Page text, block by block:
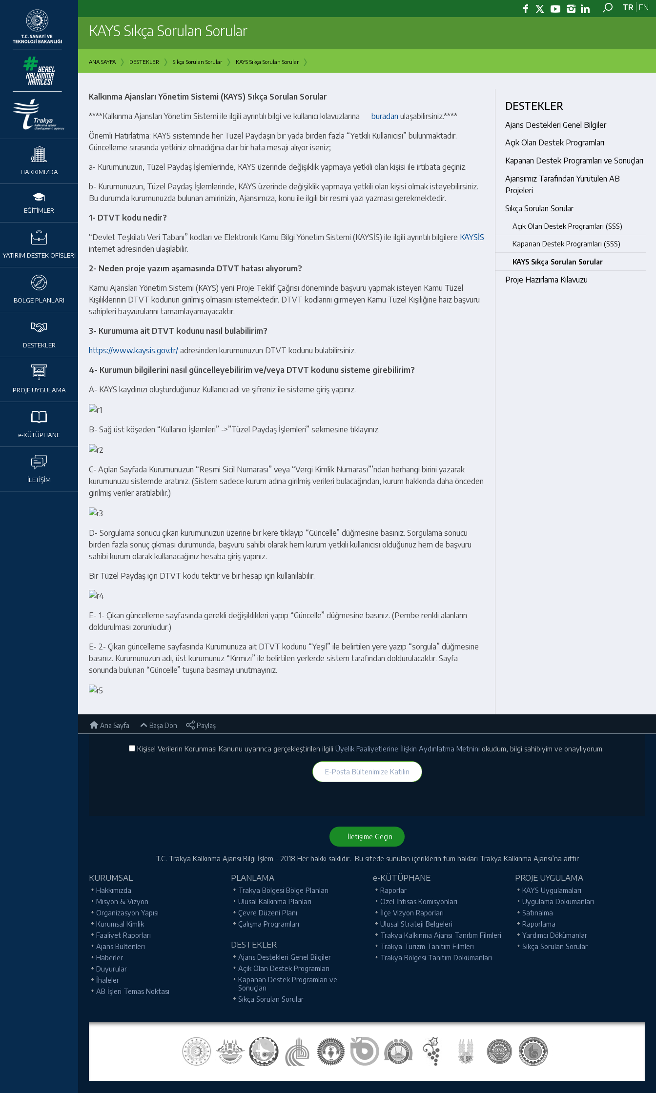
❌ Kapat
TR EN
HAKKIMIZDA
EĞİTİMLER
YATIRIM DESTEK OFİSLERİ
BÖLGE PLANLARI
DESTEKLER
PROJE UYGULAMA
e-KÜTÜPHANE
İLETİŞİM
KAYS Sıkça Sorulan Sorular
ANA SAYFA › DESTEKLER › Sıkça Sorulan Sorular › KAYS Sıkça Sorulan Sorular ›
Kalkınma Ajansları Yönetim Sistemi (KAYS) Sıkça Sorulan Sorular
****Kalkınma Ajansları Yönetim Sistemi ile ilgili ayrıntılı bilgi ve kullanıcı kılavuzlarına
buradan ulaşabilirsiniz.****
Önemli Hatırlatma: KAYS sisteminde her Tüzel Paydaşın bir yada birden fazla “Yetkili Kullanıcısı” bulunmaktadır.
Güncelleme sırasında yetkiniz olmadığına dair bir hata mesajı alıyor iseniz;
a- Kurumunuzun, Tüzel Paydaş İşlemlerinde, KAYS üzerinde değişiklik yapmaya yetkili olan kişisi ile irtibata geçiniz.
b- Kurumunuzun, Tüzel Paydaş İşlemlerinde, KAYS üzerinde değişiklik yapmaya yetkili olan kişisi olmak isteyebilirsiniz.
Bu durumda kurumunuzda bulunan amirinizin, Ajansımıza, konu ile ilgili bir resmi yazı yazması gerekmektedir.
1- DTVT kodu nedir?
“Devlet Teşkilatı Veri Tabanı” kodları ve Elektronik Kamu Bilgi Yönetim Sistemi (KAYSİS) ile ilgili ayrıntılı bilgilere KAYSİS
internet adresinden ulaşılabilir.
2- Neden proje yazım aşamasında DTVT hatası alıyorum?
Kamu Ajansları Yönetim Sistemi (KAYS) yeni Proje Teklif Çağrısı döneminde başvuru yapmak isteyen Kamu Tüzel
Kişiliklerinin DTVT kodunun girilmiş olmasını istemektedir. DTVT kodlarını girmeyen Kamu Tüzel Kişiliğine haiz başvuru
sahipleri başvurularını tamamlayamayacaktır.
3- Kurumuma ait DTVT kodunu nasıl bulabilirim?
https://www.kaysis.gov.tr/ adresinden kurumunuzun DTVT kodunu bulabilirsiniz.
4- Kurumun bilgilerini nasıl güncelleyebilirim ve/veya DTVT kodunu sisteme girebilirim?
A- KAYS kaydınızı oluşturduğunuz Kullanıcı adı ve şifreniz ile sisteme giriş yapınız.
B- Sağ üst köşeden “Kullanıcı İşlemleri” ->”Tüzel Paydaş İşlemleri” sekmesine tıklayınız.
C- Açılan Sayfada Kurumunuzun “Resmi Sicil Numarası” veya “Vergi Kimlik Numarası”’ndan herhangi birini yazarak
kurumunuzu sistemde aratınız. (Sistem sadece kurum adına girilmiş verileri bulacağından, kurum hakkında daha önceden
girilmiş veriler aratılabilir.)
D- Sorgulama sonucu çıkan kurumunuzun üzerine bir kere tıklayıp “Güncelle” düğmesine basınız. Sorgulama sonucu
birden fazla sonuç çıkması durumunda, başvuru sahibi olarak hem kurum yetkili kullanıcısı olduğunuz hem de başvuru
sahibi kurum olarak kullanacağınız hesaba giriş yapınız.
Bir Tüzel Paydaş için DTVT kodu tektir ve bir hesap için kullanılabilir.
E- 1- Çıkan güncelleme sayfasında gerekli değişiklikleri yapıp “Güncelle” düğmesine basınız. (Pembe renkli alanların
doldurulması zorunludur.)
E- 2- Çıkan güncelleme sayfasında Kurumunuza ait DTVT kodunu “Yeşil” ile belirtilen yere yazıp “sorgula” düğmesine
basınız. Kurumunuzun adı, üst kurumunuz “Kırmızı” ile belirtilen yerlerde sistem tarafından doldurulacaktır. Sayfa
sonunda bulunan “Güncelle” tuşuna basmayı unutmayınız.
DESTEKLER
Ajans Destekleri Genel Bilgiler
Açık Olan Destek Programları
Kapanan Destek Programları ve Sonuçları
Ajansımız Tarafından Yürütülen AB
Projeleri
Sıkça Sorulan Sorular
Açık Olan Destek Programları (SSS)
Kapanan Destek Programları (SSS)
KAYS Sıkça Sorulan Sorular
Proje Hazırlama Kılavuzu
Ana Sayfa Başa Dön Paylaş
Kişisel Verilerin Korunması Kanunu uyarınca gerçekleştirilen ilgili Üyelik Faaliyetlerine İlişkin Aydınlatma Metnini okudum, bilgi sahibiyim ve onaylıyorum.
E-Posta Bültenimize Katılın
İletişime Geçin
T.C. Trakya Kalkınma Ajansı Bilgi İşlem - 2018 Her hakkı saklıdır. Bu sitede sunulan içeriklerin tüm hakları Trakya Kalkınma Ajansı’na aittir
KURUMSAL
Hakkımızda
Misyon & Vizyon
Organizasyon Yapısı
Kurumsal Kimlik
Faaliyet Raporları
Ajans Bültenleri
Haberler
Duyurular
İhaleler
AB İşleri Temas Noktası
PLANLAMA
Trakya Bölgesi Bölge Planları
Ulusal Kalkınma Planları
Çevre Düzeni Planı
Çalışma Programları
DESTEKLER
Ajans Destekleri Genel Bilgiler
Açık Olan Destek Programları
Kapanan Destek Programları ve
Sonuçları
Sıkça Sorulan Sorular
e-KÜTÜPHANE
Raporlar
Özel İhtisas Komisyonları
İlçe Vizyon Raporları
Ulusal Strateji Belgeleri
Trakya Kalkınma Ajansı Tanıtım Filmleri
Trakya Turizm Tanıtım Filmleri
Trakya Bölgesi Tanıtım Dokümanları
PROJE UYGULAMA
KAYS Uygulamaları
Uygulama Dokümanları
Satınalma
Raporlama
Yardımcı Dökümanlar
Sıkça Sorulan Sorular